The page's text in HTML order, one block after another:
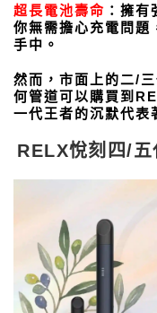
超長電池壽命 ：擁
你無需擔心充電問題
手中。
然而，市面上的二/
何管道可以購買到
一代王者的沉默代表
RELX悅刻四/